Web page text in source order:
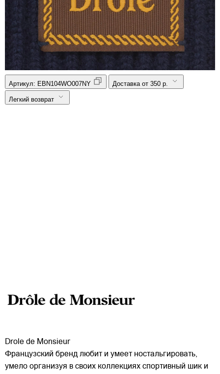
Артикул: EBN104WO007NY Доставка от 350 р.
Легкий возврат
Drole de Monsieur
Французский бренд любит и умеет ностальгировать,
умело организуя в своих коллекциях спортивный шик и